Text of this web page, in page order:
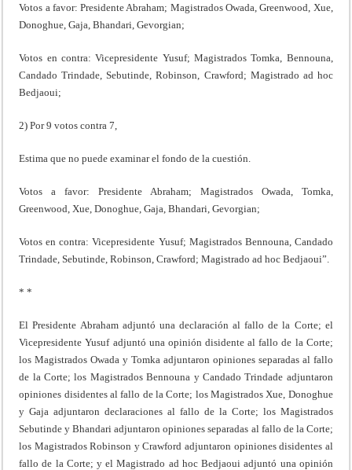
Votos a favor: Presidente Abraham; Magistrados Owada, Greenwood, Xue,
Donoghue, Gaja, Bhandari, Gevorgian;
Votos en contra: Vicepresidente Yusuf; Magistrados Tomka, Bennouna,
Candado Trindade, Sebutinde, Robinson, Crawford; Magistrado ad hoc
Bedjaoui;
2) Por 9 votos contra 7,
Estima que no puede examinar el fondo de la cuestión.
Votos a favor: Presidente Abraham; Magistrados Owada, Tomka,
Greenwood, Xue, Donoghue, Gaja, Bhandari, Gevorgian;
Votos en contra: Vicepresidente Yusuf; Magistrados Bennouna, Candado
Trindade, Sebutinde, Robinson, Crawford; Magistrado ad hoc Bedjaoui”.
* *
El Presidente Abraham adjuntó una declaración al fallo de la Corte; el
Vicepresidente Yusuf adjuntó una opinión disidente al fallo de la Corte;
los Magistrados Owada y Tomka adjuntaron opiniones separadas al fallo
de la Corte; los Magistrados Bennouna y Candado Trindade adjuntaron
opiniones disidentes al fallo de la Corte; los Magistrados Xue, Donoghue
y Gaja adjuntaron declaraciones al fallo de la Corte; los Magistrados
Sebutinde y Bhandari adjuntaron opiniones separadas al fallo de la Corte;
los Magistrados Robinson y Crawford adjuntaron opiniones disidentes al
fallo de la Corte; y el Magistrado ad hoc Bedjaoui adjuntó una opinión